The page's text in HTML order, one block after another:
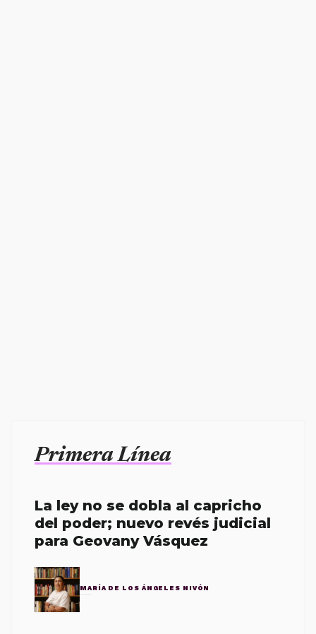
Primera Línea
La ley no se dobla al capricho
del poder; nuevo revés judicial
para Geovany Vásquez
MARÍA DE LOS ÁNGELES NIVÓN